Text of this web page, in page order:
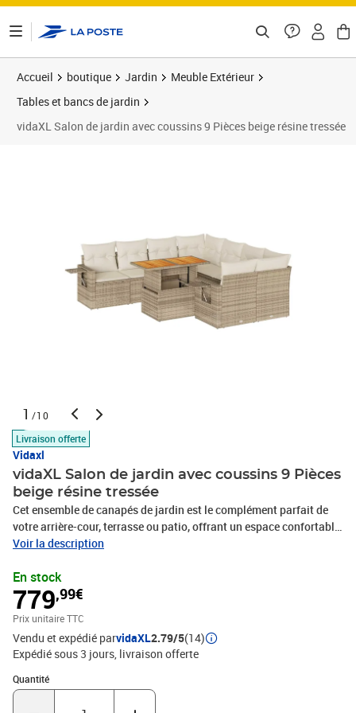
Accueil boutique Jardin
Meuble Extérieur
Tables et bancs de jardin
vidaXL Salon de jardin avec coussins 9 Pièces beige résine tressée
1 /10
Livraison offerte
Vidaxl
vidaXL Salon de jardin avec coussins 9 Pièces
beige résine tressée
Cet ensemble de canapés de jardin est le complément parfait de
votre arrière-cour, terrasse ou patio, offrant un espace confortable
et accueillant pour discuter avec la famille et les amis ou
la résine tressée, également connue sous le nom de poly rotin, est
un matériau synthétique solide et nécessitant peu d'entretien qui
ressemble au rotin naturel. Elle est légère, facile à nettoyer et
couramment utilisée pour les meubles d'extérieur en raison de sa
durabilité et de ses propriétés de résistance aux
intempéries.Fonction de rangement avec sac résistant à l'eau : le
mobilier de jardin dispose d'un espace de rangement sous l'assise,
complété par un sac résistant à l'eau pour ranger coussins, jouets
Voir la description
En stock
779,99€
Prix unitaire TTC
Vendu et expédié parvidaXL2.79/5(14)
Expédié sous 3 jours livraison offerte
Quantité
Quantité : 1